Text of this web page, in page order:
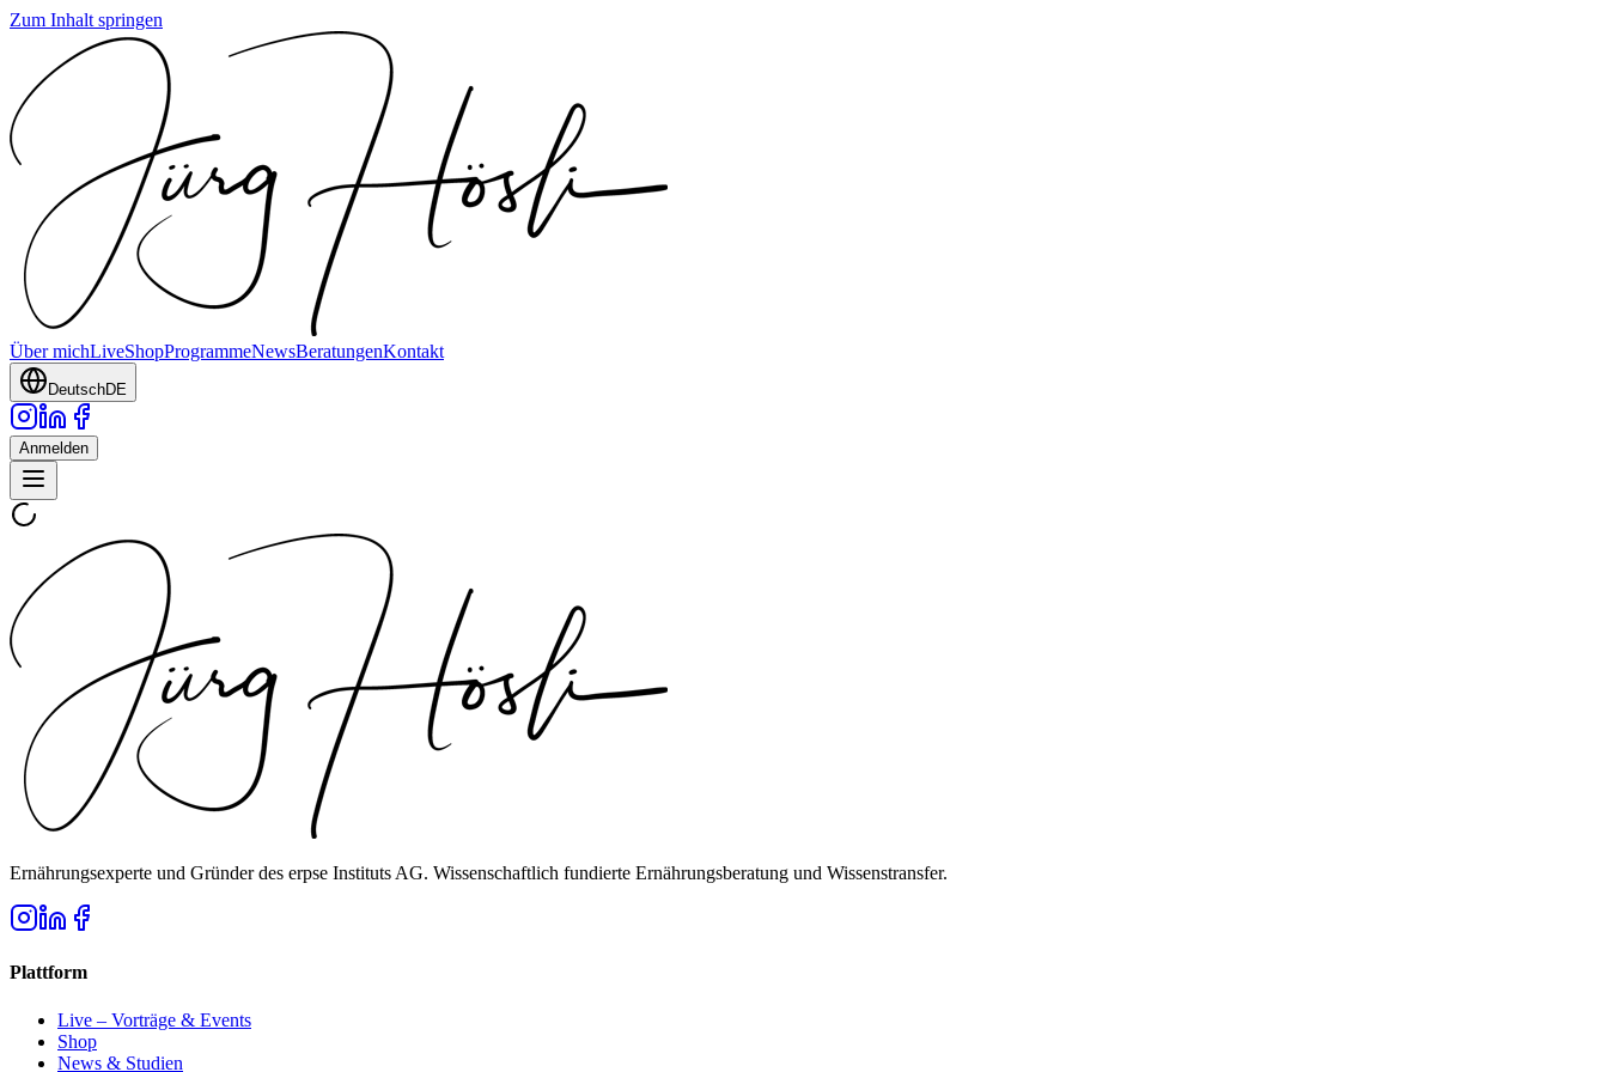
Zum Inhalt springen
Über michLiveShopProgrammeNewsBeratungenKontakt
DeutschDE
Anmelden
Ernährungsexperte und Gründer des erpse Instituts AG. Wissenschaftlich fundierte Ernährungsberatung und Wissenstransfer.
Plattform
Live – Vorträge & Events
Shop
News & Studien